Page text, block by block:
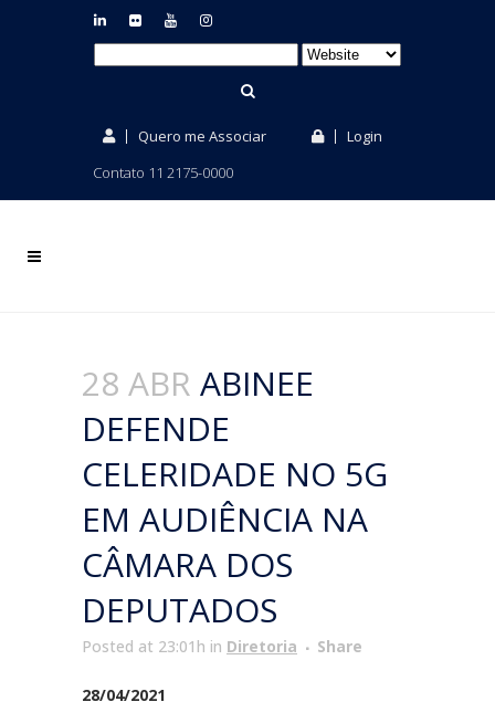
Quero me Associar
Login
Contato 11 2175-0000
28 ABR ABINEE
DEFENDE
CELERIDADE NO 5G
EM AUDIÊNCIA NA
CÂMARA DOS
DEPUTADOS
Posted at 23:01h in Diretoria Share
28/04/2021